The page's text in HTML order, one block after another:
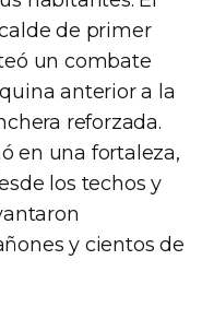
de primer
un combate
anterior a la
reforzada.
en una fortaleza,
los techos y
y cientos de